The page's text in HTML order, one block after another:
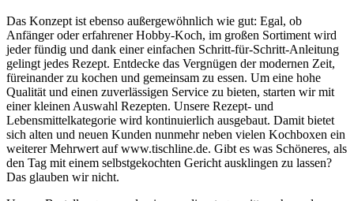
Das Konzept ist ebenso außergewöhnlich wie gut: Egal, ob
Anfänger oder erfahrener Hobby-Koch, im großen Sortiment wird
jeder fündig und dank einer einfachen Schritt-für-Schritt-Anleitung
gelingt jedes Rezept. Entdecke das Vergnügen der modernen Zeit,
füreinander zu kochen und gemeinsam zu essen. Um eine hohe
Qualität und einen zuverlässigen Service zu bieten, starten wir mit
einer kleinen Auswahl Rezepten. Unsere Rezept- und
Lebensmittelkategorie wird kontinuierlich ausgebaut. Damit bietet
sich alten und neuen Kunden nunmehr neben vielen Kochboxen ein
weiterer Mehrwert auf www.tischline.de. Gibt es was Schöneres, als
den Tag mit einem selbstgekochten Gericht ausklingen zu lassen?
Das glauben wir nicht.